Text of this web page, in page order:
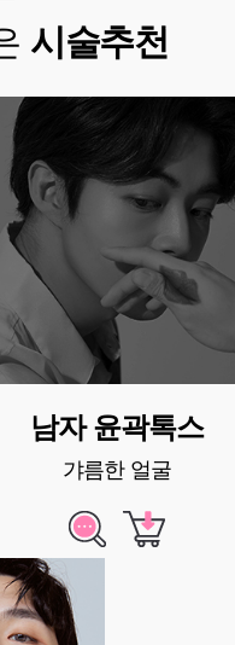
시술추천
남자 윤곽톡스
갸름한 얼굴